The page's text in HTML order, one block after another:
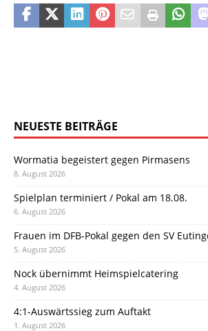
NEUESTE BEITRÄGE
Wormatia begeistert gegen Pirmasens
8. August 2026
Spielplan terminiert / Pokal am 18.08.
6. August 2026
Frauen im DFB-Pokal gegen den SV
5. August 2026
Nock übernimmt Heimspielcatering
4. August 2026
4:1-Auswärtssieg zum Auftakt
1. August 2026